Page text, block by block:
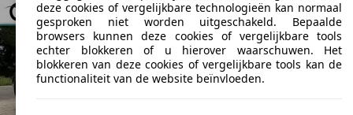
deze cookies of vergelijkbare technologieën kan normaal
gesproken niet worden uitgeschakeld. Bepaalde
browsers kunnen deze cookies of vergelijkbare tools
echter blokkeren of u hierover waarschuwen. Het
blokkeren van deze cookies of vergelijkbare tools kan de
functionaliteit van de website beïnvloeden.